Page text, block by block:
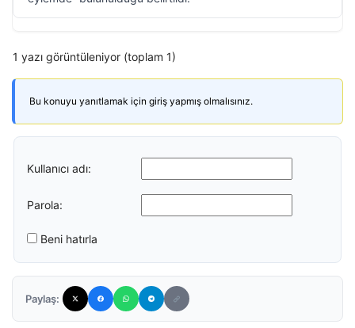
1 yazı görüntüleniyor (toplam 1)
Bu konuyu yanıtlamak için giriş yapmış olmalısınız.
Kullanıcı adı:
Parola:
Beni hatırla
Paylaş: